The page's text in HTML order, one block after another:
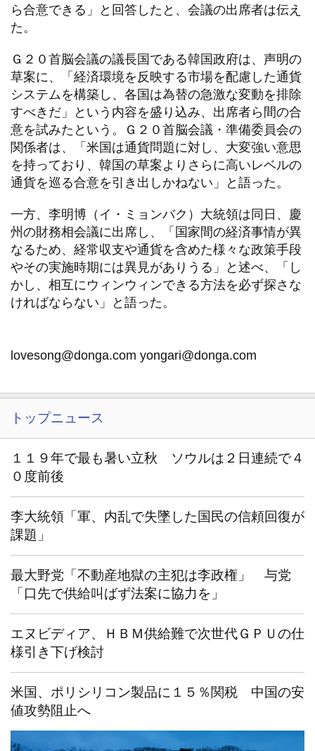
ら合意できる」と回答したと、会議の出席者は伝え
た。
Ｇ２０首脳会議の議長国である韓国政府は、声明の
草案に、「経済環境を反映する市場を配慮した通貨
システムを構築し、各国は為替の急激な変動を排除
すべきだ」という内容を盛り込み、出席者ら間の合
意を試みたという。Ｇ２０首脳会議・準備委員会の
関係者は、「米国は通貨問題に対し、大変強い意思
を持っており、韓国の草案よりさらに高いレベルの
通貨を巡る合意を引き出しかねない」と語った。
一方、李明博（イ・ミョンバク）大統領は同日、慶
州の財務相会議に出席し、「国家間の経済事情が異
なるため、経常収支や通貨を含めた様々な政策手段
やその実施時期には異見がありうる」と述べ、「し
かし、相互にウィンウィンできる方法を必ず探さな
ければならない」と語った。
lovesong@donga.com yongari@donga.com
トップニュース
１１９年で最も暑い立秋 ソウルは２日連続で４
０度前後
李大統領「軍、内乱で失墜した国民の信頼回復が
課題」
最大野党「不動産地獄の主犯は李政権」 与党
「口先で供給叫ばず法案に協力を」
エヌビディア、ＨＢＭ供給難で次世代ＧＰＵの仕
様引き下げ検討
米国、ポリシリコン製品に１５％関税 中国の安
値攻勢阻止へ